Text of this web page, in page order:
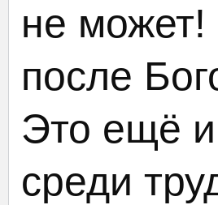
не
после
Это ещё и
среди